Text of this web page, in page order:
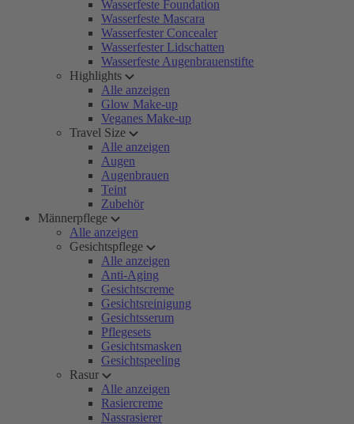
Wasserfeste Foundation
Wasserfeste Mascara
Wasserfester Concealer
Wasserfester Lidschatten
Wasserfeste Augenbrauenstifte
Highlights
Alle anzeigen
Glow Make-up
Veganes Make-up
Travel Size
Alle anzeigen
Augen
Augenbrauen
Teint
Zubehör
Männerpflege
Alle anzeigen
Gesichtspflege
Alle anzeigen
Anti-Aging
Gesichtscreme
Gesichtsreinigung
Gesichtsserum
Pflegesets
Gesichtsmasken
Gesichtspeeling
Rasur
Alle anzeigen
Rasiercreme
Nassrasierer